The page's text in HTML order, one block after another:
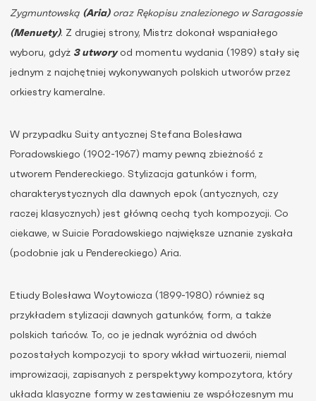
Zygmuntowską (Aria)oraz Rękopisu znalezionego w Saragossie
(Menuety). Z drugiej strony, Mistrz dokonał wspaniałego
wyboru, gdyż 3 utworyod momentu wydania (1989) stały się
jednym z najchętniej wykonywanych polskich utworów przez
orkiestry kameralne.
W przypadku Suity antycznej Stefana Bolesława
Poradowskiego (1902-1967) mamy pewną zbieżność z
utworem Pendereckiego. Stylizacja gatunków i form,
charakterystycznych dla dawnych epok (antycznych, czy
raczej klasycznych) jest główną cechą tych kompozycji. Co
ciekawe, w Suicie Poradowskiego największe uznanie zyskała
(podobnie jak u Pendereckiego) Aria.
Etiudy Bolesława Woytowicza (1899-1980) również są
przykładem stylizacji dawnych gatunków, form, a także
polskich tańców. To, co je jednak wyróżnia od dwóch
pozostałych kompozycji to spory wkład wirtuozerii, niemal
improwizacji, zapisanych z perspektywy kompozytora, który
układa klasyczne formy w zestawieniu ze współczesnym mu